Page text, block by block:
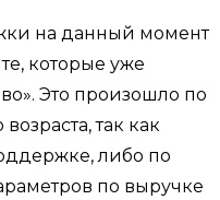
на данный момент
которые уже
Это произошло по
так как
либо по
по выручке